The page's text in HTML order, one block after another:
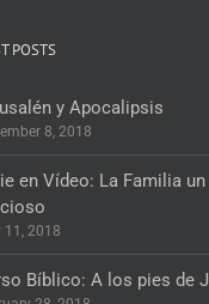
POSTS
y Apocalipsis
8, 2018
en Vídeo: La Familia un
11, 2018
Bíblico: A los pies de